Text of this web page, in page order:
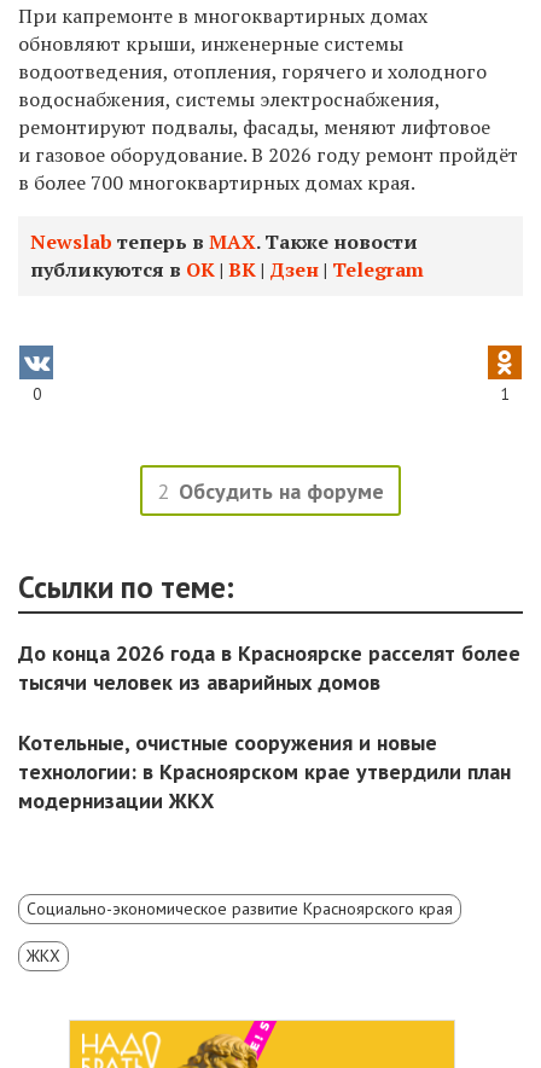
При капремонте в многоквартирных домах
обновляют крыши, инженерные системы
водоотведения, отопления, горячего и холодного
водоснабжения, системы электроснабжения,
ремонтируют подвалы, фасады, меняют лифтовое
и газовое оборудование. В 2026 году ремонт пройдёт
в более 700 многоквартирных домах края.
Newslab теперь в МАХ. Также новости
публикуются в ОК| ВК| Дзен| Telegram
0 1
2 Обсудить на форуме
Ссылки по теме:
До конца 2026 года в Красноярске расселят более
тысячи человек из аварийных домов
Котельные, очистные сооружения и новые
технологии: в Красноярском крае утвердили план
модернизации ЖКХ
Социально-экономическое развитие Красноярского края
ЖКХ